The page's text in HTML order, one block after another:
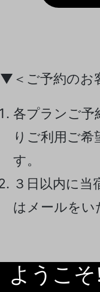
▼＜ご予約のお
各プランご予
りご利用ご希
す。
３日以内に当
はメールをい
ようこ